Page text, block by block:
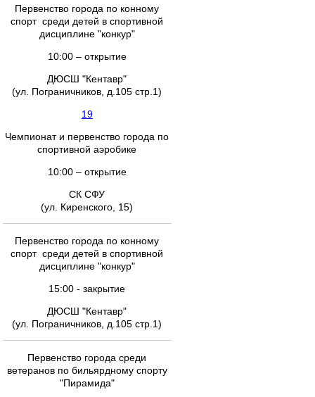
Первенство города по конному
спорт среди детей в спортивной
дисциплине "конкур"
10:00 – открытие
ДЮСШ "Кентавр"
(ул. Пограничников, д.105 стр.1)
19
Чемпионат и первенство города по
спортивной аэробике
10:00 – открытие
СК СФУ
(ул. Киренского, 15)
Первенство города по конному
спорт среди детей в спортивной
дисциплине "конкур"
15:00 - закрытие
ДЮСШ "Кентавр"
(ул. Пограничников, д.105 стр.1)
Первенство города среди
ветеранов по бильярдному спорту
"Пирамида"